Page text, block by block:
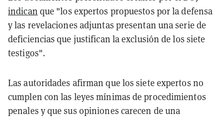
indican que "los expertos propuestos por la defensa
y las revelaciones adjuntas presentan una serie de
deficiencias que justifican la exclusión de los siete
testigos".
Las autoridades afirman que los siete expertos no
cumplen con las leyes mínimas de procedimientos
penales y que sus opiniones carecen de una